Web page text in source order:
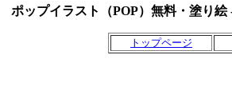
ポップイラスト（POP）無料・塗り
トップページ